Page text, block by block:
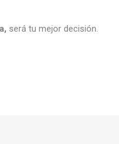
, será tu mejor decisión.